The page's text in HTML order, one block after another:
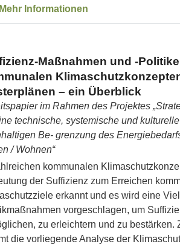
Mehr Informationen
Maßnahmen und -
– ein Überblick
im Rahmen des Projektes
technische, systemische und
Be‐ grenzung des
/ Wohnen“
kommunalen
der Suffizienz zum Erreichen
erkannt und es wird eine
vorgeschlagen, um
zu erleichtern und zu bestärken.
die vorliegende Analyse der